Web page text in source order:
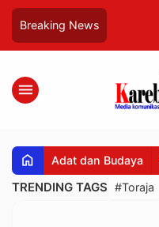
Breaking News
menu
home Adat dan Budaya
TRENDING TAGS #Toraja